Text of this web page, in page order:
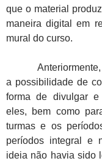
que o material
maneira digital em
mural do curso.
Anteriormente,
a possibilidade de
forma de divulgar e
eles, bem como
turmas e os
períodos integral e
ideia não havia sido